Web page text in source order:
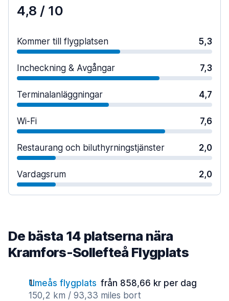
4,8 / 10
Kommer till flygplatsen 5,3
Incheckning & Avgångar 7,3
Terminalanläggningar 4,7
Wi-Fi 7,6
Restaurang och biluthyrningstjänster 2,0
Vardagsrum 2,0
De bästa 14 platserna nära
Kramfors-Sollefteå Flygplats
Umeås flygplats från 858,66 kr per dag
150,2 km / 93,33 miles bort